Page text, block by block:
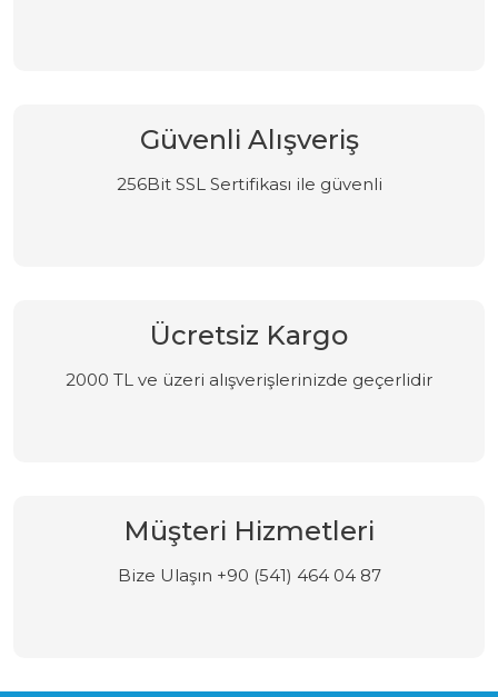
Güvenli Alışveriş
256Bit SSL Sertifikası ile güvenli
Ücretsiz Kargo
2000 TL ve üzeri alışverişlerinizde geçerlidir
Müşteri Hizmetleri
Bize Ulaşın +90 (541) 464 04 87